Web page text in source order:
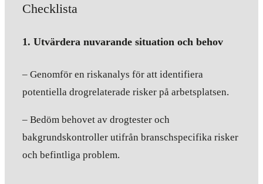
Checklista
1. Utvärdera nuvarande situation och behov
– Genomför en riskanalys för att identifiera
potentiella drogrelaterade risker på arbetsplatsen.
– Bedöm behovet av drogtester och
bakgrundskontroller utifrån branschspecifika risker
och befintliga problem.